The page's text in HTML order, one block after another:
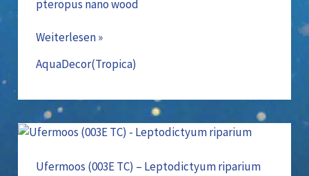
pteropus nano wood
-
pteropus
nano
wood
Weiterlesen »
AquaDecor(Tropica)
Ufermoos (003E TC) – Leptodictyum riparium
Ufermoos
TC)